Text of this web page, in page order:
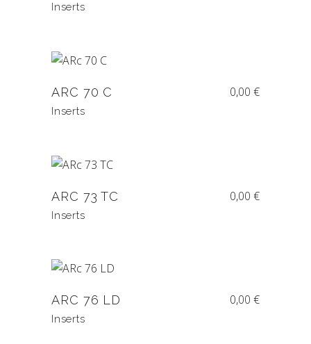
Inserts
ARC 70 C 0,00 €
Inserts
ARC 73 TC 0,00 €
Inserts
ARC 76 LD 0,00 €
Inserts